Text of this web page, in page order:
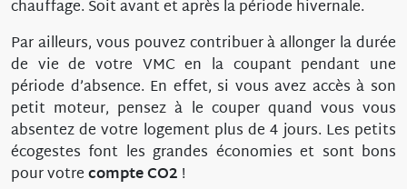
chauffage. Soit avant et après la période hivernale.
Par ailleurs, vous pouvez contribuer à allonger la durée
de vie de votre VMC en la coupant pendant une
période d’absence. En effet, si vous avez accès à son
petit moteur, pensez à le couper quand vous vous
absentez de votre logement plus de 4 jours. Les petits
écogestes font les grandes économies et sont bons
pour votrecompte CO2 !